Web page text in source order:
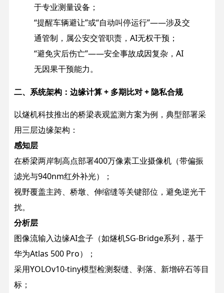
于专业测量设备；
“提醒车辆避让”或“自动叫停运行”——涉及交
通管制，属公安交管职责，AI无权干预；
“避免灾后伤亡”——安全事故成因复杂，AI
无因果干预能力。
二、系统架构：边缘计算 + 多期比对 + 隐私合规
以燧机科技推出的桥梁表观监测方案为例，典型部署采
用三层边缘架构：
感知层
在桥梁两岸制高点部署400万像素工业摄像机（带偏振
滤光与940nm红外补光）；
视野覆盖主跨、桥墩、伸缩缝等关键部位，避免逆光干
扰。
分析层
图像流输入边缘AI盒子（如燧机SG-Bridge系列，基于
华为Atlas 500 Pro）；
采用YOLOv10-tiny模型检测裂缝、剥落、新增碎石等目
标；